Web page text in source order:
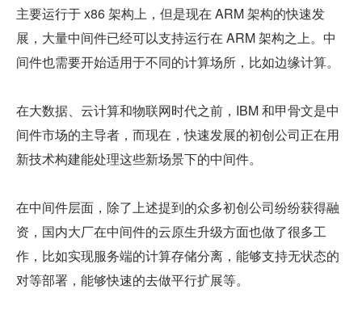
主要运行于 x86 架构上，但是现在 ARM 架构的快速发
展，大量中间件已经可以支持运行在 ARM 架构之上。中
间件也需要开始适用于不同的计算场所，比如边缘计算。
在大数据、云计算和物联网时代之前，IBM 和甲骨文是中
间件市场的主导者，而现在，快速发展的初创公司正在用
新技术构建能处理这些新场景下的中间件。
在中间件层面，除了上述提到的众多初创公司纷纷获得融
资，国内大厂在中间件的云原生升级方面也做了很多工
作，比如实现服务端的计算存储分离，能够支持无状态的
对等部署，能够快速的去做平行扩展等。